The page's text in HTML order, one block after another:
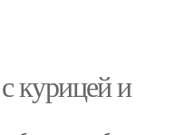
курицей и